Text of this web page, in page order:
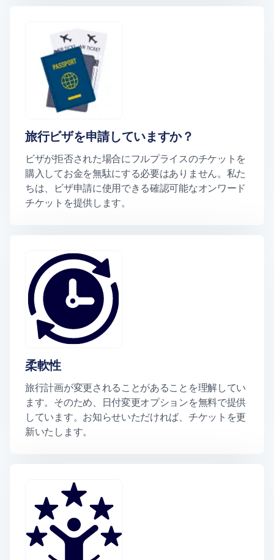
旅行ビザを申請していますか？
ビザが拒否された場合にフルプライスのチケットを
購入してお金を無駄にする必要はありません。私た
ちは、ビザ申請に使用できる確認可能なオンワード
チケットを提供します。
柔軟性
旅行計画が変更されることがあることを理解してい
ます。そのため、日付変更オプションを無料で提供
しています。お知らせいただければ、チケットを更
新いたします。